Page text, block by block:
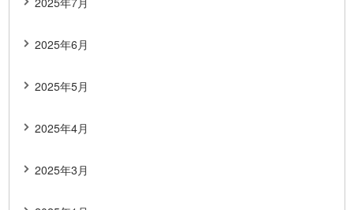
2025年6月
2025年5月
2025年4月
2025年3月